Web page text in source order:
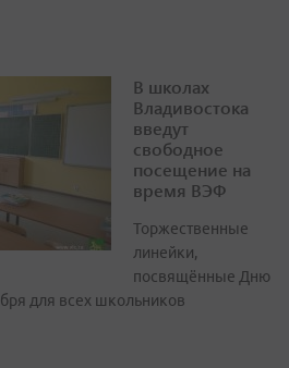
В школах
Владивостока
введут
свободное
посещение на
время ВЭФ
Торжественные
линейки,
посвящённые Дню
для всех школьников